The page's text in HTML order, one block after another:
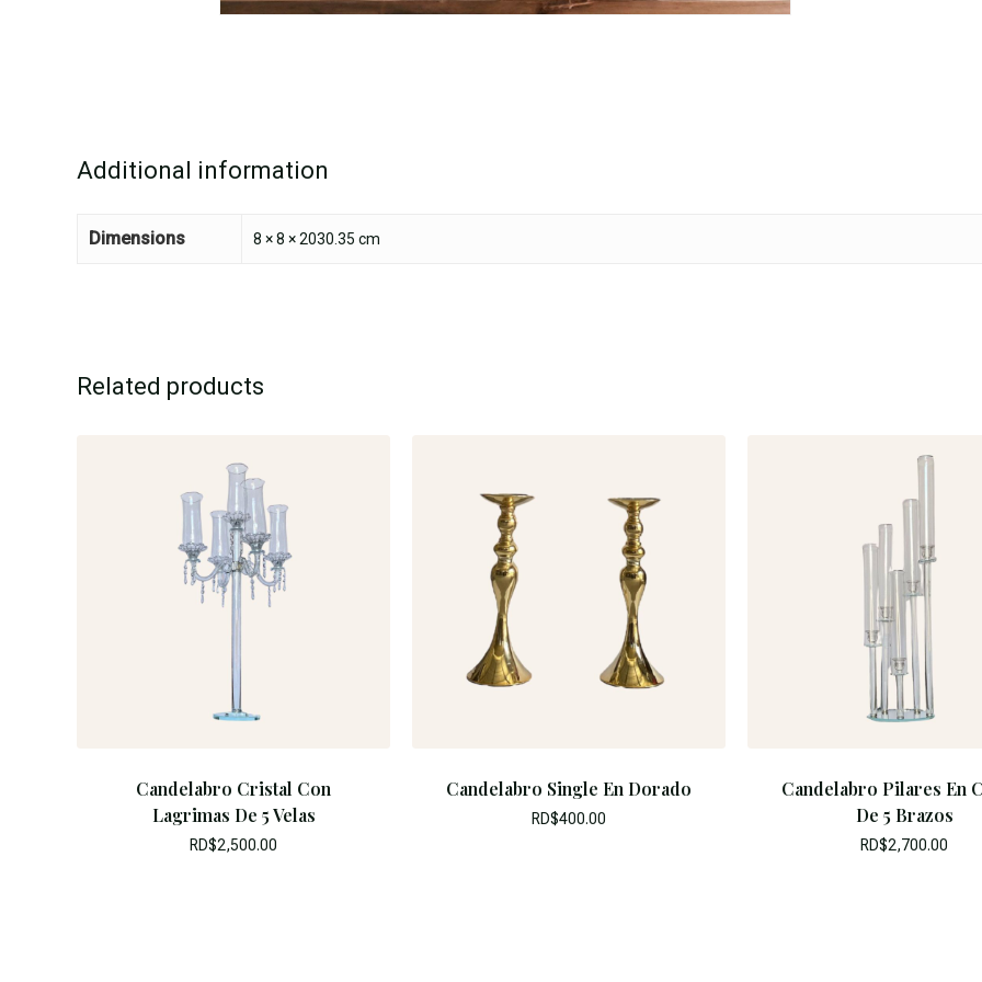
Additional information
Dimensions 8 × 8 × 2030.35 cm
Related products
Candelabro Cristal Con
Lagrimas De 5 Velas
RD$2,500.00
Candelabro Single En Dorado
RD$400.00
Candelabro Pilares En
De 5 Brazos
RD$2,700.00